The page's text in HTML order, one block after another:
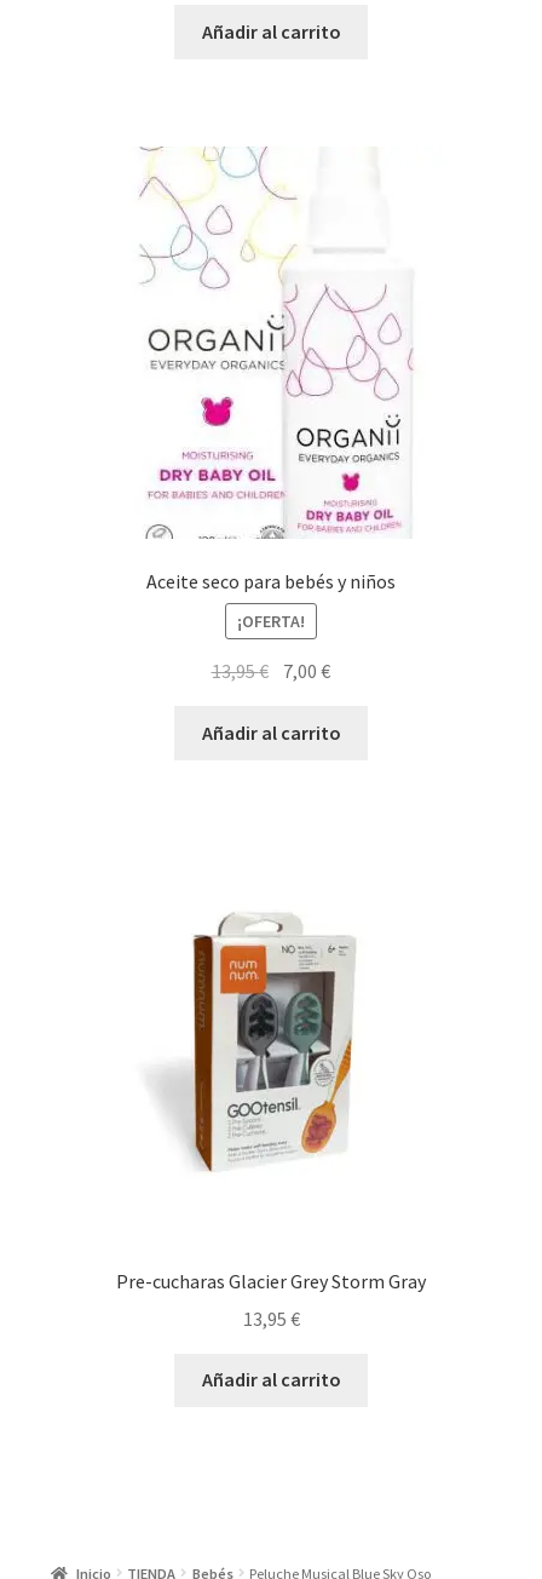
Añadir al carrito
Aceite seco para bebés y niños
¡OFERTA!
13,95€ El
original
7,00€El
actual
Añadir al carrito
Pre-cucharas Glacier Grey Storm Gray
13,95 €
Añadir al carrito
Inicio TIENDA Bebés Peluche Musical Blue Sky Oso